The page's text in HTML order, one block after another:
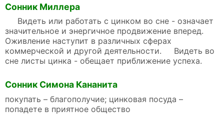
Сонник Миллера
Видеть или работать с цинком во сне - означает
значительное и энергичное продвижение вперед.
Оживление наступит в различных сферах
коммерческой и другой деятельности. Видеть во
сне листы цинка - обещает приближение успеха.
Сонник Симона Кананита
покупать – благополучие; цинковая посуда –
попадете в приятное общество